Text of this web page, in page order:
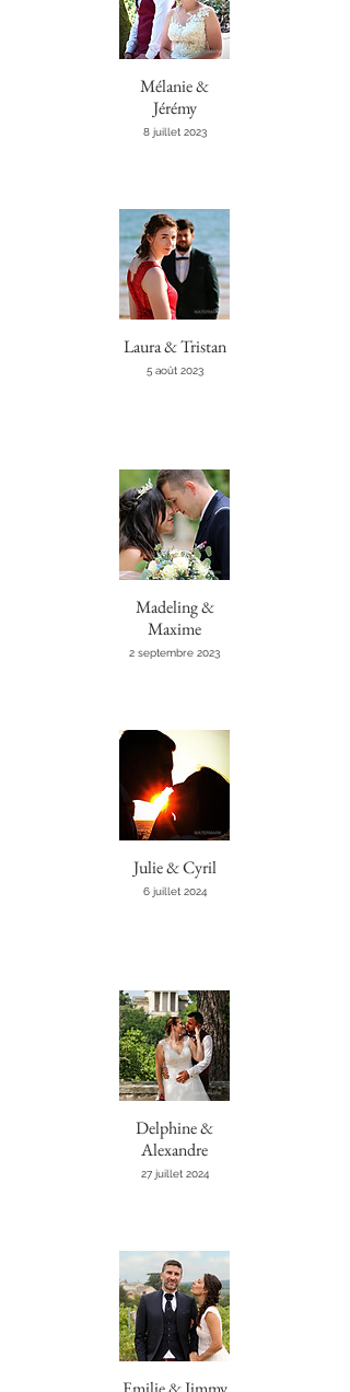
Mélanie &
Jérémy
8 juillet 2023
Laura & Tristan
5 août 2023
Madeling &
Maxime
2 septembre 2023
Julie & Cyril
6 juillet 2024
Delphine &
Alexandre
27 juillet 2024